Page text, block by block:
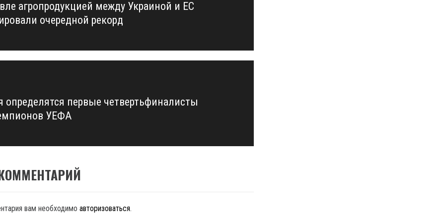
агропродукцией между Украиной и ЕС
очередной рекорд
определятся первые четвертьфиналисты
УЕФА
вам необходимо авторизоваться.